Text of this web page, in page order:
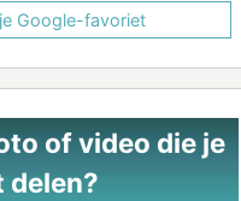
je Google-favoriet
of video die je
delen?